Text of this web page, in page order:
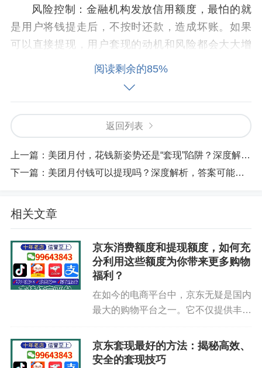
风险控制：金融机构发放信用额度，最怕的就
是用户将钱提走后，不按时还款，造成坏账。如果
可以直接提现，用户套现的动机和风险都会大大增
加。业务导向：美团本身是一家互联网服务公司，
进其主营业务的增长。
性。合规性：监管机构对于信用支付工具的使用有
明确的规定，直接提现可能会触碰到一些合规的红
意外，这是它作为一种特定金融产品设计的必然结
果。但别灰心，这并不意味着你的额度就“冻”在那
里，完全没有变通的可能。接下来的内容，咱们就
来深入探讨一下，如何在理解了这些限制的前提
下，巧妙地“解锁”你的美团月付额度，让它真正为你
“曲线救国”：美团月付额度“变现”的几
阅读剩余的85%
返回列表
上一篇： 美团月付，花钱新姿势还是“套现”陷阱？深度解析，让你秒懂！
下一篇： 美团月付钱可以提现吗？深度解析，答案可能出乎你的意料！
相关文章
京东消费额度和提现额度，如何充
分利用这些额度为你带来更多购物
福利？
在如今的电商平台中，京东无疑是国内
最大的购物平台之一。它不仅提供丰富
活动，吸引了大量消费者的关注。尤其
是京东消费额度和提现额度的存在，使
京东套现最好的方法：揭秘高效、
安全的套现技巧